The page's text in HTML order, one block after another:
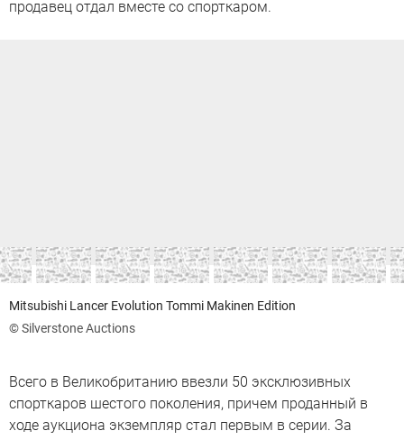
продавец отдал вместе со спорткаром.
Mitsubishi Lancer Evolution Tommi Makinen Edition
© Silverstone Auctions
Всего в Великобританию ввезли 50 эксклюзивных
спорткаров шестого поколения, причем проданный в
ходе аукциона экземпляр стал первым в серии. За